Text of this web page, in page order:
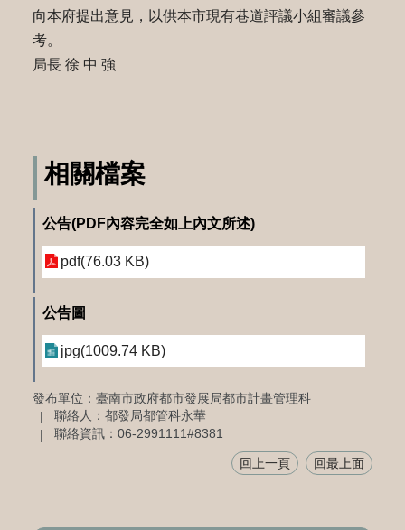
向本府提出意見，以供本市現有巷道評議小組審議參
考。
局長 徐 中 強
相關檔案
公告(PDF內容完全如上內文所述)
pdf(76.03 KB)
公告圖
jpg(1009.74 KB)
發布單位：臺南市政府都市發展局都市計畫管理科
聯絡人：都發局都管科永華
聯絡資訊：06-2991111#8381
回上一頁 回最上面